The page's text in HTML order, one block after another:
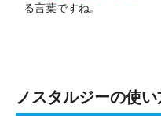
る言葉ですね。
ノスタルジーの使い